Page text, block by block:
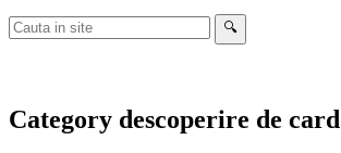
Cauta
in
🔍
Category descoperire de card